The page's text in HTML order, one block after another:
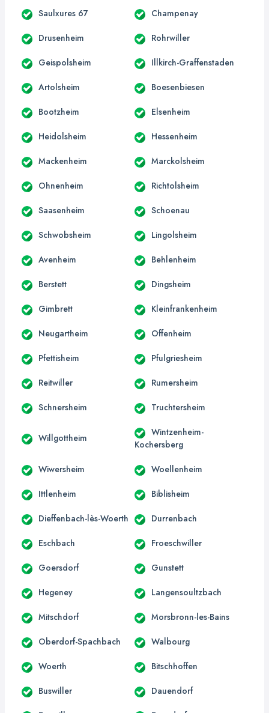
Saulxures 67 Champenay
Drusenheim Rohrwiller
Geispolsheim Illkirch-Graffenstaden
Artolsheim Boesenbiesen
Bootzheim Elsenheim
Heidolsheim Hessenheim
Mackenheim Marckolsheim
Ohnenheim Richtolsheim
Saasenheim Schoenau
Schwobsheim Lingolsheim
Avenheim Behlenheim
Berstett Dingsheim
Gimbrett Kleinfrankenheim
Neugartheim Offenheim
Pfettisheim Pfulgriesheim
Reitwiller Rumersheim
Schnersheim Truchtersheim
Willgottheim
Wintzenheim-
Kochersberg
Wiwersheim Woellenheim
Ittlenheim Biblisheim
Dieffenbach-lès-Woerth Durrenbach
Eschbach Froeschwiller
Goersdorf Gunstett
Hegeney Langensoultzbach
Mitschdorf Morsbronn-les-Bains
Oberdorf-Spachbach Walbourg
Woerth Bitschhoffen
Buswiller Dauendorf